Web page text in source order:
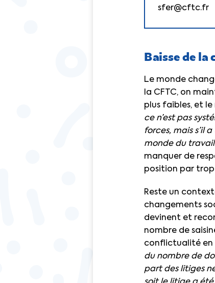
sfer@cftc.fr
Baisse de
Le monde
la CFTC, on
plus faibles, et le
ce n’est pas
forces, mais s’il
monde du
manquer de
position par trop
Reste un
changements
devinent et
nombre de
conflictualité en
du nombre de
part des litiges